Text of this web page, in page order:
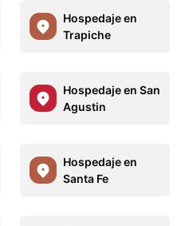
Hospedaje en
Trapiche
Hospedaje en San
Agustin
Hospedaje en
Santa Fe